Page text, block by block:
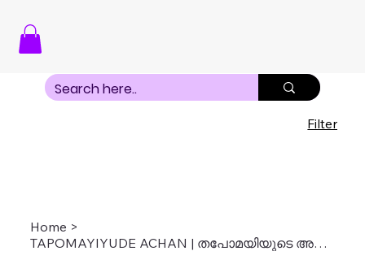
Home >
TAPOMAYIYUDE ACHAN | തപോമയിയുടെ അച്ഛൻ
Filter